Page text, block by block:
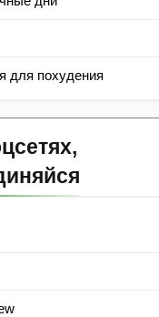
для похудения